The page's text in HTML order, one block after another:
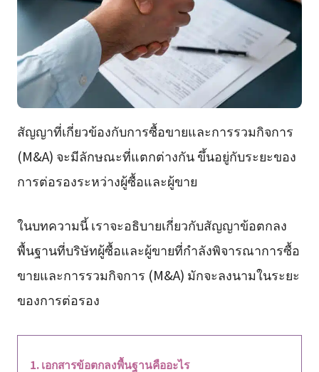
สัญญาที่เกี่ยวข้องกับการซื้อขายและการรวมกิจการ
(M&A) จะมีลักษณะที่แตกต่างกัน ขึ้นอยู่กับระยะของ
การต่อรองระหว่างผู้ซื้อและผู้ขาย
ในบทความนี้ เราจะอธิบายเกี่ยวกับสัญญาข้อตกลง
พื้นฐานที่บริษัทผู้ซื้อและผู้ขายที่กำลังพิจารณาการซื้อ
ขายและการรวมกิจการ (M&A) มักจะลงนามในระยะ
ของการต่อรอง
เอกสารข้อตกลงพื้นฐานคืออะไร